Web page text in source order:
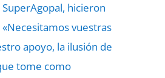
hicieron
vuestras
apoyo, la ilusión de
tome como